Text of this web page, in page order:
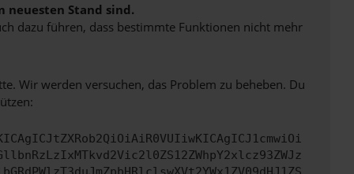
neuesten Stand sind.
dazu führen, dass bestimmte Funktionen nicht mehr
Wir werden versuchen, das Problem zu beheben. Du